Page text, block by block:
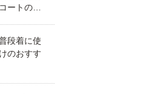
ートのお
段着に使
のおすす